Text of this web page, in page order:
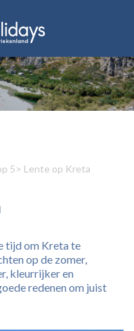
5> Lente op Kreta
tijd om Kreta te
op de zomer,
kleurrijker en
redenen om juist